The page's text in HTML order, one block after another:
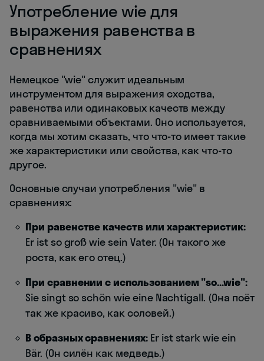
Употребление wie для
выражения равенства в
сравнениях
Немецкое "wie" служит идеальным
инструментом для выражения сходства,
равенства или одинаковых качеств между
сравниваемыми объектами. Оно используется,
когда мы хотим сказать, что что-то имеет такие
же характеристики или свойства, как что-то
другое.
Основные случаи употребления "wie" в
сравнениях:
При равенстве качеств или характеристик:
Er ist so groß wie sein Vater. (Он такого же
роста, как его отец.)
При сравнении с использованием "so...wie":
Sie singt so schön wie eine Nachtigall. (Она поёт
так же красиво, как соловей.)
В образных сравнениях:Er ist stark wie ein
Bär. (Он силён как медведь.)